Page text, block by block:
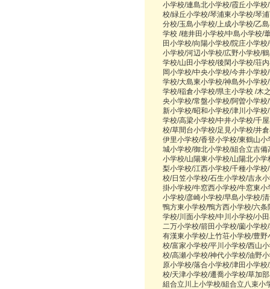
小学校/連島北小学校/霞丘小学
校/緑丘小学校/琴浦東小学校/琴
分校/玉島小学校/上成小学校/乙
学校 /穂井田小学校/中島小学校/
田小学校/向陽小学校/院庄小学
小学校/河辺小学校/広野小学校/
学校/山田小学校/後閑小学校/荘
岡小学校/中央小学校/今井小学
学校/大島東小学校/神島外小学
学校/稲倉小学校/県主小学校 /木
央小学校/常盤小学校/阿曽小学
新小学校/昭和小学校/津川小学
学校/高梁小学校/中井小学校/千
校/草間台小学校/足見小学校/井
伊里小学校/香登小学校/東鶴山
城小学校/御北小学校/組合立吉
小学校/山陽東小学校/山陽北小
梨小学校/江西小学校/千種小学
校/日笠小学校/石生小学校/吉永
掛小学校/牛窓西小学校/牛窓東
小学校/彦崎小学校/早島小学校/
鴨方東小学校/鴨方西小学校/六
学校/川面小学校/中川小学校/小
二万小学校/箭田小学校/薗小学
有漢東小学校/上竹荘小学校/豊
校/富家小学校/平川小学校/西山
校/高瀬小学校/神代小学校/油野
原小学校/落合小学校/津田小学
校/天津小学校/遷喬小学校/草加
組合立川上小学校/組合立八束小